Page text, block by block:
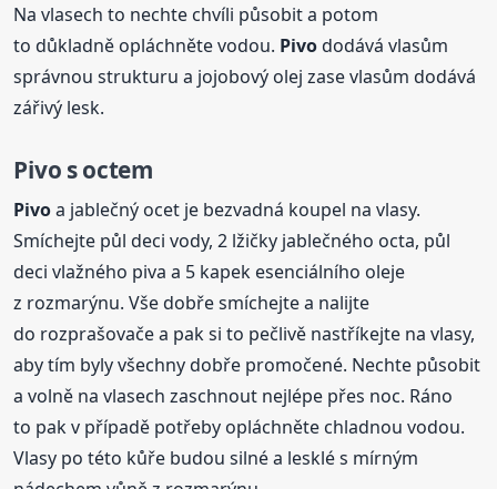
Na vlasech to nechte chvíli působit a potom
to důkladně opláchněte vodou. Pivododává vlasům
správnou strukturu a jojobový olej zase vlasům dodává
zářivý lesk.
Pivo s octem
Pivoa jablečný ocet je bezvadná koupel na vlasy.
Smíchejte půl deci vody, 2 lžičky jablečného octa, půl
deci vlažného piva a 5 kapek esenciálního oleje
z rozmarýnu. Vše dobře smíchejte a nalijte
do rozprašovače a pak si to pečlivě nastříkejte na vlasy,
aby tím byly všechny dobře promočené. Nechte působit
a volně na vlasech zaschnout nejlépe přes noc. Ráno
to pak v případě potřeby opláchněte chladnou vodou.
Vlasy po této kůře budou silné a lesklé s mírným